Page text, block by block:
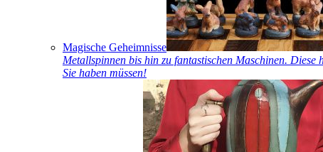
Magische Geheimnisse
Metallspinnen bis hin zu fantastischen Maschinen.
Sie haben müssen!